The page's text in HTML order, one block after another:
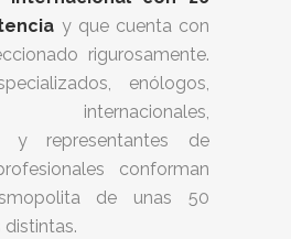
y que cuenta con
rigurosamente.
enólogos,
internacionales,
y representantes de
conforman
de unas 50
distintas.